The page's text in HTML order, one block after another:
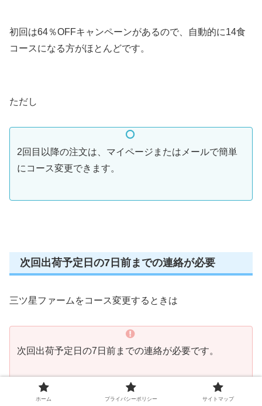
初回は64％OFFキャンペーンがあるので、自動的に14食
コースになる方がほとんどです。
ただし
2回目以降の注文は、マイページまたはメールで簡単
にコース変更できます。
次回出荷予定日の7日前までの連絡が必要
三ツ星ファームをコース変更するときは
次回出荷予定日の7日前までの連絡が必要です。
ホーム プライバシーポリシー サイトマップ